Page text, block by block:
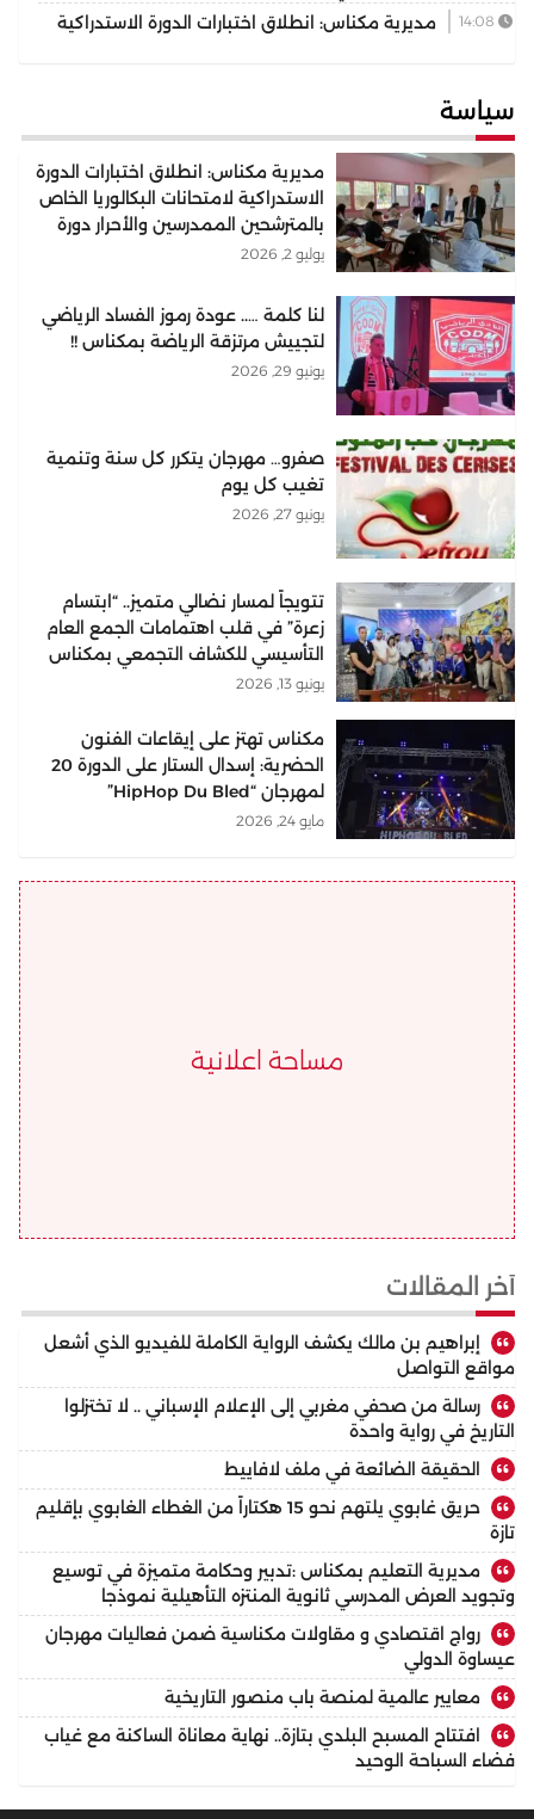
رهان التجمع الوطني للأحرار بإقليم بركان
مديرية مكناس: انطلاق اختبارات الدورة الاستدراكية
سياسة
مديرية مكناس: انطلاق اختبارات الدورة
الاستدراكية لامتحانات البكالوريا الخاص
بالمترشحين الممدرسين والأحرار دورة
2026
يوليو 2, 2026
لنا كلمة ….. عودة رموز الفساد الرياضي
لتجييش مرتزقة الرياضة بمكناس !!
يونيو 29, 2026
صفرو… مهرجان يتكرر كل سنة وتنمية
تغيب كل يوم
يونيو 27, 2026
تتويجاً لمسار نضالي متميز.. “ابتسام
زعرة” في قلب اهتمامات الجمع العام
التأسيسي للكشاف التجمعي بمكناس
يونيو 13, 2026
مكناس تهتز على إيقاعات الفنون
الحضرية: إسدال الستار على الدورة 20
لمهرجان “HipHop Du Bled”
مايو 24, 2026
مساحة اعلانية
أخر المقالات
إبراهيم بن مالك يكشف الرواية الكاملة للفيديو الذي أشعل
مواقع التواصل
رسالة من صحفي مغربي إلى الإعلام الإسباني .. لا تختزلوا
التاريخ في رواية واحدة
الحقيقة الضائعة في ملف لافاييط
حريق غابوي يلتهم نحو 15 هكتاراً من الغطاء الغابوي بإقليم
تازة
مديرية التعليم بمكناس :تدبير وحكامة متميزة في توسيع
وتجويد العرض المدرسي ثانوية المنتزه التأهيلية نموذجا
رواج اقتصادي و مقاولات مكناسية ضمن فعاليات مهرجان
عيساوة الدولي
معايير عالمية لمنصة باب منصور التاريخية
افتتاح المسبح البلدي بتازة.. نهاية معاناة الساكنة مع غياب
فضاء السباحة الوحيد